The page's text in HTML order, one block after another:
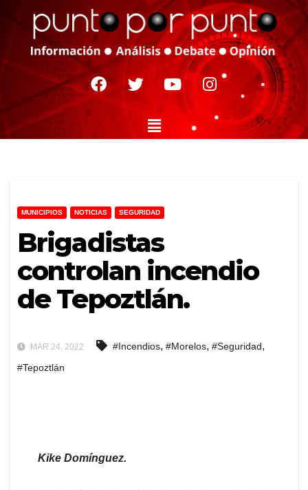
MUNICIPIOS NOTICIAS SEGURIDAD
Brigadistas
controlan incendio
de Tepoztlán.
MAR 24, 2022 #Incendios, #Morelos, #Seguridad,
#Tepoztlán
Kike Domínguez.